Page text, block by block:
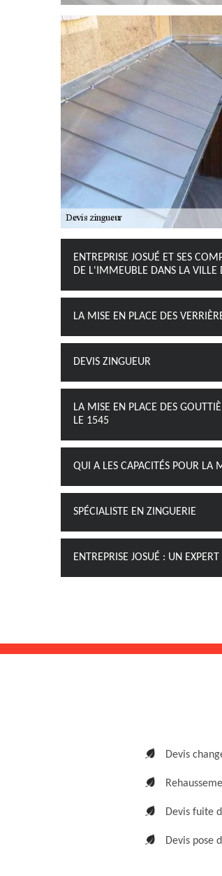
ENTREPRISE JOSUÉ ET SES
DE L'IMMEUBLE DANS LA VILLE
LA MISE EN PLACE DES
DEVIS ZINGUEUR
LA MISE EN PLACE DES
LE 1545
QUI A LES CAPACITÉS POUR LA
SPÉCIALISTE EN ZINGUERIE
ENTREPRISE JOSUÉ : UN
Devis
Devis fuite
Devis pose